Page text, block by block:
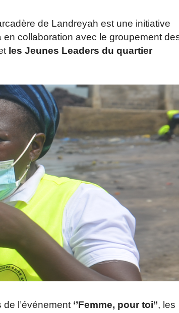
de Landreyah est une initiative
en collaboration avec le groupement
les Jeunes Leaders du quartier
l’événement ‘’Femme, pour toi’’, les